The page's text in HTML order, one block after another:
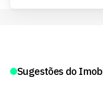
Sugestões do